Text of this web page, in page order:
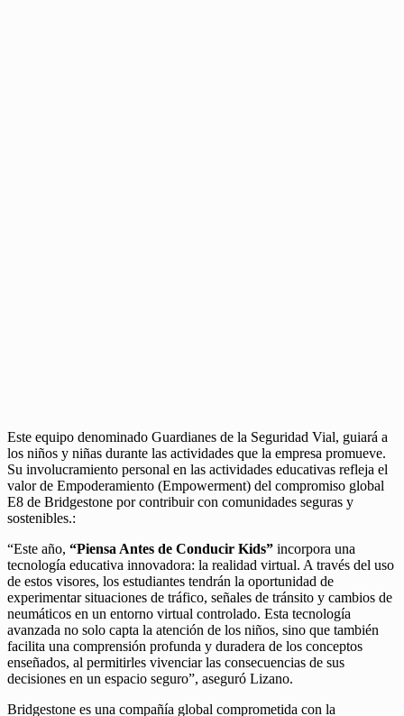
Este equipo denominado Guardianes de la Seguridad Vial, guiará a
los niños y niñas durante las actividades que la empresa promueve.
Su involucramiento personal en las actividades educativas refleja el
valor de Empoderamiento (Empowerment) del compromiso global
E8 de Bridgestone por contribuir con comunidades seguras y
sostenibles.:
“Este año, “Piensa Antes de Conducir Kids” incorpora una
tecnología educativa innovadora: la realidad virtual. A través del uso
de estos visores, los estudiantes tendrán la oportunidad de
experimentar situaciones de tráfico, señales de tránsito y cambios de
neumáticos en un entorno virtual controlado. Esta tecnología
avanzada no solo capta la atención de los niños, sino que también
facilita una comprensión profunda y duradera de los conceptos
enseñados, al permitirles vivenciar las consecuencias de sus
decisiones en un espacio seguro”, aseguró Lizano.
Bridgestone es una compañía global comprometida con la